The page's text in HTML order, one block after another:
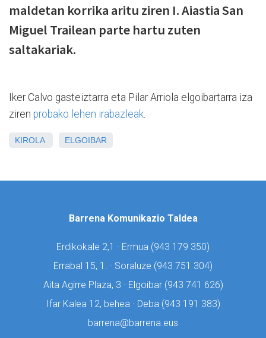
maldetan korrika aritu ziren I. Aiastia San
Miguel Trailean parte hartu zuten
saltakariak.
Iker Calvo gasteiztarra eta Pilar Arriola elgoibartarra iza
ziren probako lehen irabazleak
KIROLA ELGOIBAR
Barrena Komunikazio Taldea
Erdikokale 2,1 · Ermua (943 179 350)
Errabal 15, 1. · Soraluze (943 751 304)
Aita Agirre Plaza, 3 · Elgoibar (943 741 626)
Ifar Kalea 12, behea · Deba (943 191 383)
barrena@barrena.eus